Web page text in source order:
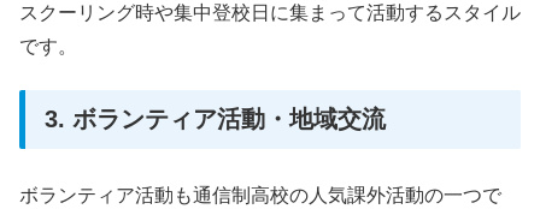
スクーリング時や集中登校日に集まって活動するスタイル
です。
3. ボランティア活動・地域交流
ボランティア活動も通信制高校の人気課外活動の一つで